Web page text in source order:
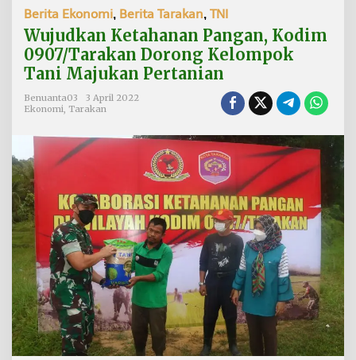
j
u
d
k
a
K
a
a
n
P
a
n
g
a
n
o
Berita Ekonomi, Berita Tarakan, TNI
Wujudkan Ketahanan Pangan, Kodim
0907/Tarakan Dorong Kelompok
Tani Majukan Pertanian
Benuanta03
3 April 2022
Ekonomi Tarakan